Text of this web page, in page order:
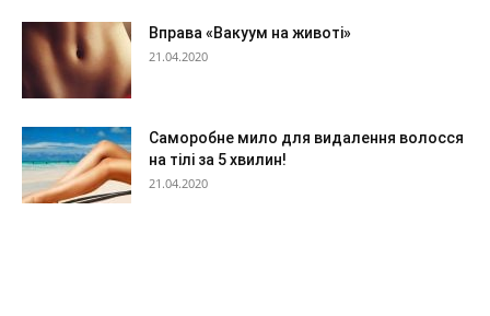
Вправа «Вакуум на животі»
21.04.2020
Саморобне мило для видалення волосся
на тілі за 5 хвилин!
21.04.2020